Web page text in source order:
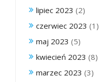
lipiec 2023 (2)
czerwiec 2023 (1)
maj 2023 (5)
kwiecień 2023 (8)
marzec 2023 (3)